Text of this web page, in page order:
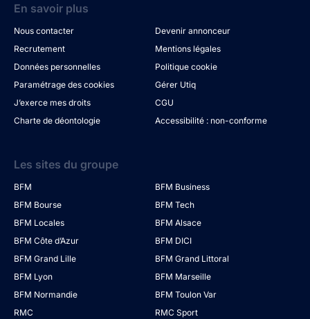
En savoir plus
Nous contacter
Devenir annonceur
Recrutement
Mentions légales
Données personnelles
Politique cookie
Paramétrage des cookies
Gérer Utiq
J’exerce mes droits
CGU
Charte de déontologie
Accessibilité : non-conforme
Les sites du groupe
BFM
BFM Business
BFM Bourse
BFM Tech
BFM Locales
BFM Alsace
BFM Côte d’Azur
BFM DICI
BFM Grand Lille
BFM Grand Littoral
BFM Lyon
BFM Marseille
BFM Normandie
BFM Toulon Var
RMC
RMC Sport